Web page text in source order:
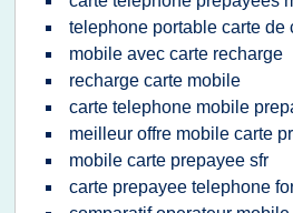
telephone portable carte de
mobile avec carte recharge
recharge carte mobile
carte telephone mobile
meilleur offre mobile carte
mobile carte prepayee sfr
carte prepayee telephone